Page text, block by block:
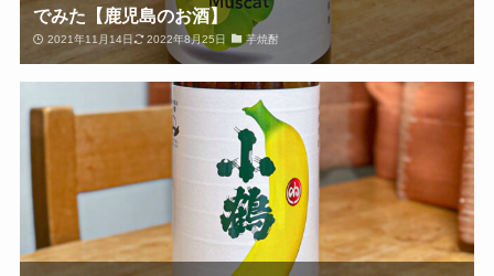
でみた【鹿児島のお酒】
2021年11月14日 2022年8月25日 芋焼酎